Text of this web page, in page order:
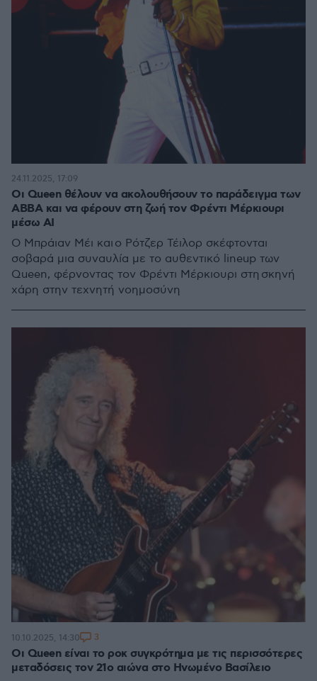
Οι Queen θέλουν να ακολουθήσουν το παράδειγμα των
ABBA και να φέρουν στη ζωή τον Φρέντι Μέρκιουρι
μέσω AΙ
O Μπράιαν Μέι και ο Ρότζερ Τέιλορ σκέφτονται
σοβαρά μια συναυλία με το αυθεντικό lineup των
Queen, φέρνοντας τον Φρέντι Μέρκιουρι στη σκηνή
χάρη στην τεχνητή νοημοσύνη
24.11.2025, 17:09
Οι Queen είναι το ροκ συγκρότημα με τις περισσότερες
μεταδόσεις τον 21ο αιώνα στο Ηνωμένο Βασίλειο
10.10.2025, 14:30 3